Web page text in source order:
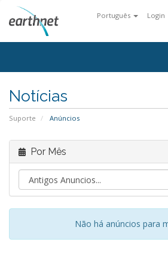
Português Login
Notícias
Suporte Anúncios
Por Mês
Não há anúncios para